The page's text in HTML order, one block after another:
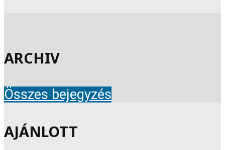
ARCHIV
Összes bejegyzés
AJÁNLOTT